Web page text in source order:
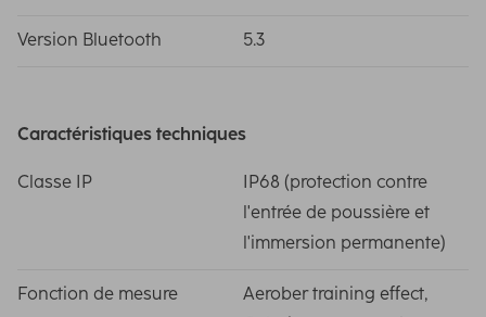
Version Bluetooth 5.3
Caractéristiques techniques
Classe IP
IP68 (protection contre
l'entrée de poussière et
l'immersion permanente)
Fonction de mesure
Aerober training effect,